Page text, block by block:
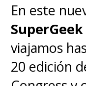
En este
viajamos
20 edición